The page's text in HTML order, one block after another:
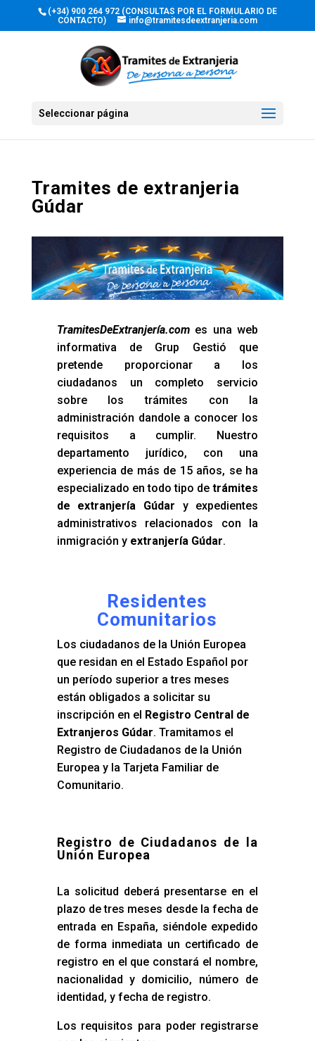
(+34) 900 264 972 (CONSULTAS POR EL FORMULARIO DE
CONTACTO)
info@tramitesdeextranjeria.com
Seleccionar página
Tramites de extranjeria
Gúdar
TramitesDeExtranjería.comes una web
informativa de Grup Gestió que
pretende proporcionar a los
ciudadanos un completo servicio
sobre los trámites con la
administración dandole a conocer los
requisitos a cumplir. Nuestro
departamento jurídico, con una
experiencia de más de 15 años, se ha
especializado en todo tipo detrámites
de extranjería Gúdar y expedientes
administrativos relacionados con la
inmigración y extranjería Gúdar.
Residentes
Comunitarios
Los ciudadanos de la Unión Europea
que residan en el Estado Español por
un período superior a tres meses
están obligados a solicitar su
inscripción en el Registro Central de
Extranjeros Gúdar. Tramitamos el
Registro de Ciudadanos de la Unión
Europea y la Tarjeta Familiar de
Comunitario.
Registro de Ciudadanos de la
Unión Europea
La solicitud deberá presentarse en el
plazo de tres meses desde la fecha de
entrada en España, siéndole expedido
de forma inmediata un certificado de
registro en el que constará el nombre,
nacionalidad y domicilio, número de
identidad, y fecha de registro.
Los requisitos para poder registrarse